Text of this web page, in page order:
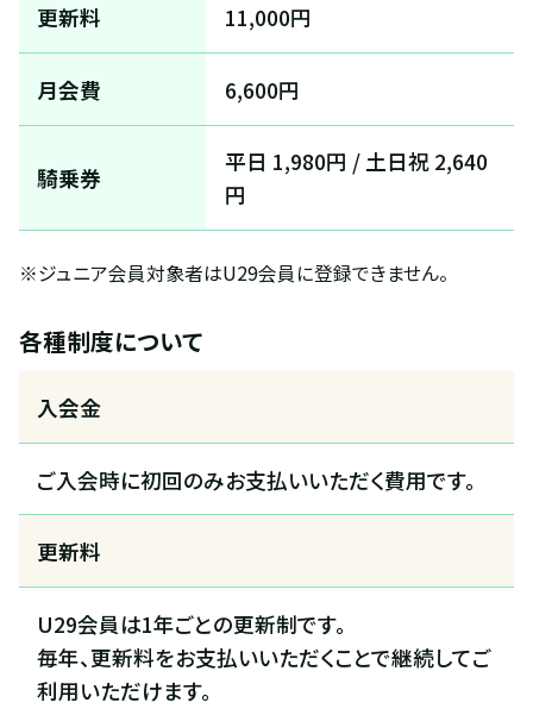
更新料 11,000円
月会費 6,600円
騎乗券
平日 1,980円 / 土日祝 2,640
円
※ジュニア会員対象者はU29会員に登録できません。
各種制度について
入会金
ご入会時に初回のみお支払いいただく費用です。
更新料
U29会員は1年ごとの更新制です。
毎年、更新料をお支払いいただくことで継続してご
利用いただけます。